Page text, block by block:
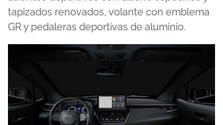
tapizados renovados, volante con emblema
GR y pedaleras deportivas de aluminio.